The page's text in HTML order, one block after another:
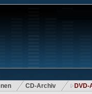
CD-Archiv